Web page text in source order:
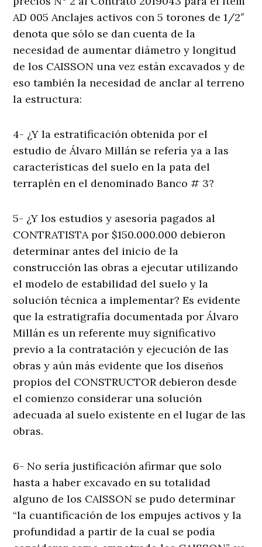
AD 005 Anclajes activos con 5 torones de 1/2″
denota que sólo se dan cuenta de la
necesidad de aumentar diámetro y longitud
de los CAISSON una vez están excavados y de
eso también la necesidad de anclar al terreno
la estructura:
4- ¿Y la estratificación obtenida por el
estudio de Álvaro Millán se refería ya a las
características del suelo en la pata del
terraplén en el denominado Banco # 3?
5- ¿Y los estudios y asesoría pagados al
CONTRATISTA por $150.000.000 debieron
determinar antes del inicio de la
construcción las obras a ejecutar utilizando
el modelo de estabilidad del suelo y la
solución técnica a implementar? Es evidente
que la estratigrafía documentada por Álvaro
Millán es un referente muy significativo
previo a la contratación y ejecución de las
obras y aún más evidente que los diseños
propios del CONSTRUCTOR debieron desde
el comienzo considerar una solución
adecuada al suelo existente en el lugar de las
obras.
6- No sería justificación afirmar que solo
hasta a haber excavado en su totalidad
alguno de los CAISSON se pudo determinar
“la cuantificación de los empujes activos y la
profundidad a partir de la cual se podía